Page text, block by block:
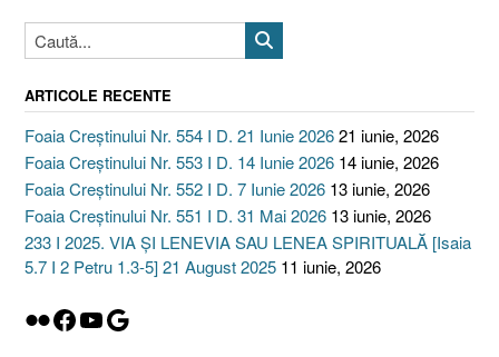
ARTICOLE RECENTE
Foaia Creștinului Nr. 554 I D. 21 Iunie 202621 iunie, 2026
Foaia Creștinului Nr. 553 I D. 14 Iunie 2026 14 iunie, 2026
Foaia Creștinului Nr. 552 I D. 7 Iunie 2026 13 iunie, 2026
Foaia Creștinului Nr. 551 I D. 31 Mai 2026 13 iunie, 2026
233 I 2025. VIA ȘI LENEVIA SAU LENEA SPIRITUALĂ [Isaia
5.7 I 2 Petru 1.3-5] 21 August 2025 11 iunie, 2026
Flickr
Facebook
YouTube
Google